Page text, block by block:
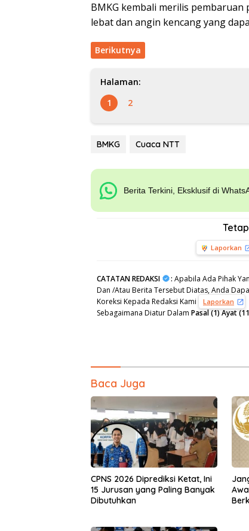
BMKG kembali merilis pembaruan
lebat dan angin kencang yang
Berikutnya
Halaman:
1
2
BMKG Cuaca NTT
Berita Terkini, Eksklusif di
Laporkan
CATATAN REDAKSI : Apabila Ada Pihak
Dan /Atau Berita Tersebut Diatas, Anda
Koreksi Kepada Redaksi Kami
Laporkan
Sebagaimana Diatur Dalam Pasal (1) Ayat
Baca Juga
CPNS 2026 Diprediksi Ketat, Ini
15 Jurusan yang Paling Banyak
Dibutuhkan